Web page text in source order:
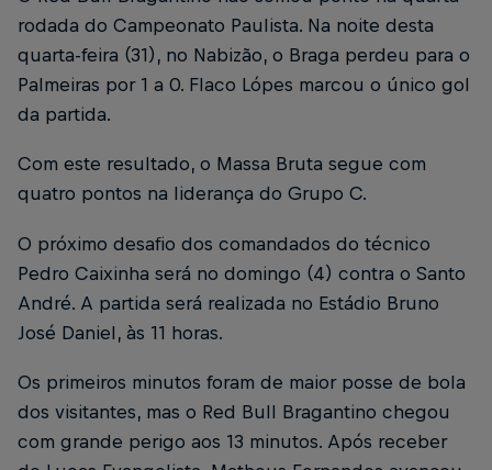
rodada do Campeonato Paulista. Na noite desta
quarta-feira (31), no Nabizão, o Braga perdeu para o
Palmeiras por 1 a 0. Flaco Lópes marcou o único gol
da partida.
Com este resultado, o Massa Bruta segue com
quatro pontos na liderança do Grupo C.
O próximo desafio dos comandados do técnico
Pedro Caixinha será no domingo (4) contra o Santo
André. A partida será realizada no Estádio Bruno
José Daniel, às 11 horas.
Os primeiros minutos foram de maior posse de bola
dos visitantes, mas o Red Bull Bragantino chegou
com grande perigo aos 13 minutos. Após receber